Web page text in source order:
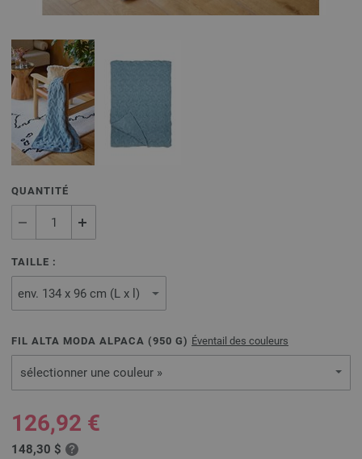
QUANTITÉ
TAILLE :
FIL ALTA MODA ALPACA (950 G) Éventail des couleurs
sélectionner une couleur »
126,92 €
148,30 $